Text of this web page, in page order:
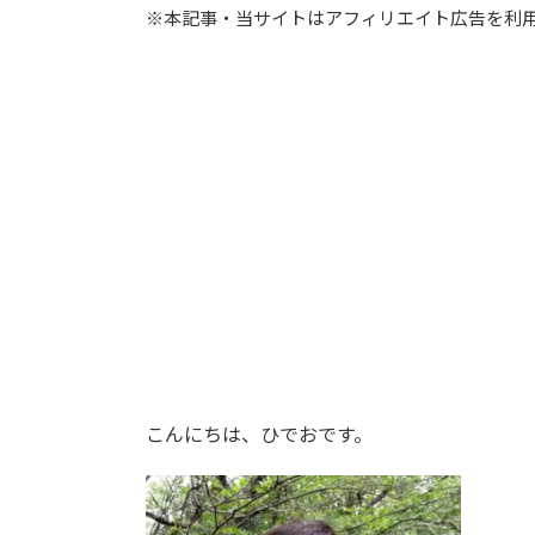
※本記事・当サイトはアフィリエイト広告を利
こんにちは、ひでおです。